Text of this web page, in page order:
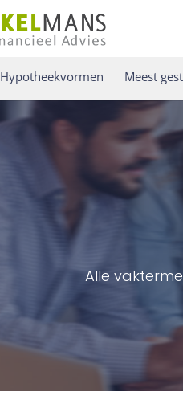
Hypotheekvormen Meest
Alle